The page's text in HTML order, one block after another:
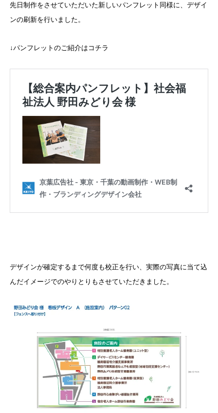
先日制作をさせていただいた新しいパンフレット同様に、デザイ
ンの刷新を行いました。
↓パンフレットのご紹介はコチラ
デザインが確定するまで何度も校正を行い、実際の写真に当て込
んだイメージでのやりとりもさせていただきました。